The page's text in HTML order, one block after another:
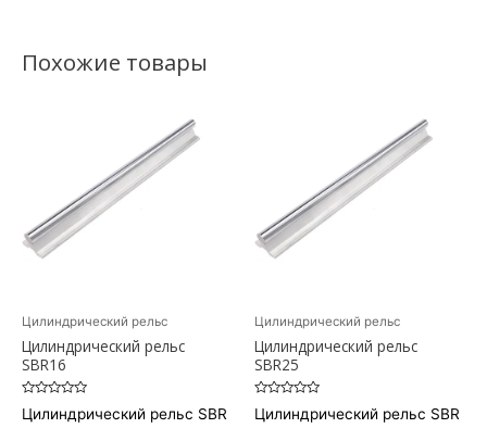
Похожие товары
Цилиндрический рельс
Цилиндрический рельс
SBR16
Оценка
0
Цилиндрический рельс SBR
Цилиндрический рельс
Цилиндрический рельс
SBR25
Оценка
0
Цилиндрический рельс SBR